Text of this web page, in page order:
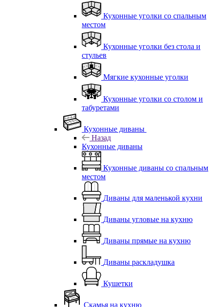
Кухонные уголки со спальным
местом
Кухонные уголки без стола и
стульев
Мягкие кухонные уголки
Кухонные уголки со столом и
табуретами
Кухонные диваны
Назад
Кухонные диваны
Кухонные диваны со спальным
местом
Диваны для маленькой кухни
Диваны угловые на кухню
Диваны прямые на кухню
Диваны раскладушка
Кушетки
Скамья на кухню